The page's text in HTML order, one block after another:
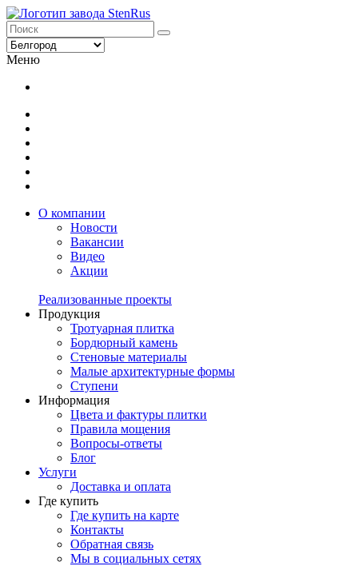
Меню
О компании
Новости
Вакансии
Видео
Акции
Реализованные проекты
Продукция
Тротуарная плитка
Бордюрный камень
Стеновые материалы
Малые архитектурные формы
Ступени
Информация
Цвета и фактуры плитки
Правила мощения
Вопросы-ответы
Блог
Услуги
Доставка и оплата
Где купить
Где купить на карте
Контакты
Обратная связь
Мы в социальных сетях